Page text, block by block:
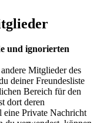
und ignorierten
Mitglieder des
deiner Freundesliste
Bereich für den
dort deren
eine Private Nachricht